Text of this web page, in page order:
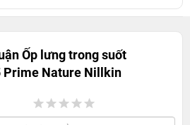
Ốp lưng trong suốt
Prime Nature Nillkin